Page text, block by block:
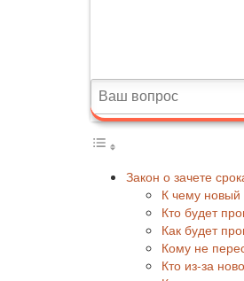
Закон о зачете
К чему новый
Кто будет
Как будет
Кому не
Кто из-за